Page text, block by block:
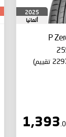
2025
ألمانيا
P